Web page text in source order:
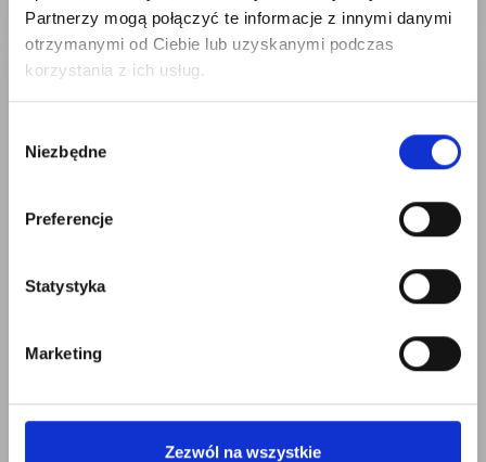
Partnerzy mogą połączyć te informacje z innymi danymi
otrzymanymi od Ciebie lub uzyskanymi podczas
korzystania z ich usług.
zgody
Niezbędne
Preferencje
Statystyka
Marketing
Zezwól na wszystkie
Cena od120,80 zł
257-31 SCALLOP
BLISS TOP BY DROPS
Cena od33,50 zł
Oszczędź nawet do 50%
miłośników włóczek i uzyskaj wyłączny
dostęp do inspirujących wzorów na druty i